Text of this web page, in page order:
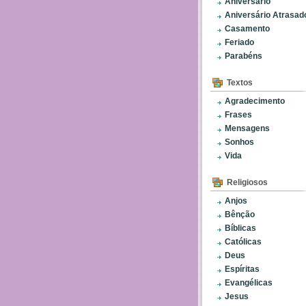
Aniversário
Casamento
Feriado
Parabéns
Textos
Agradecimento
Frases
Mensagens
Sonhos
Vida
Religiosos
Anjos
Bênção
Bíblicas
Católicas
Deus
Espíritas
Evangélicas
Jesus